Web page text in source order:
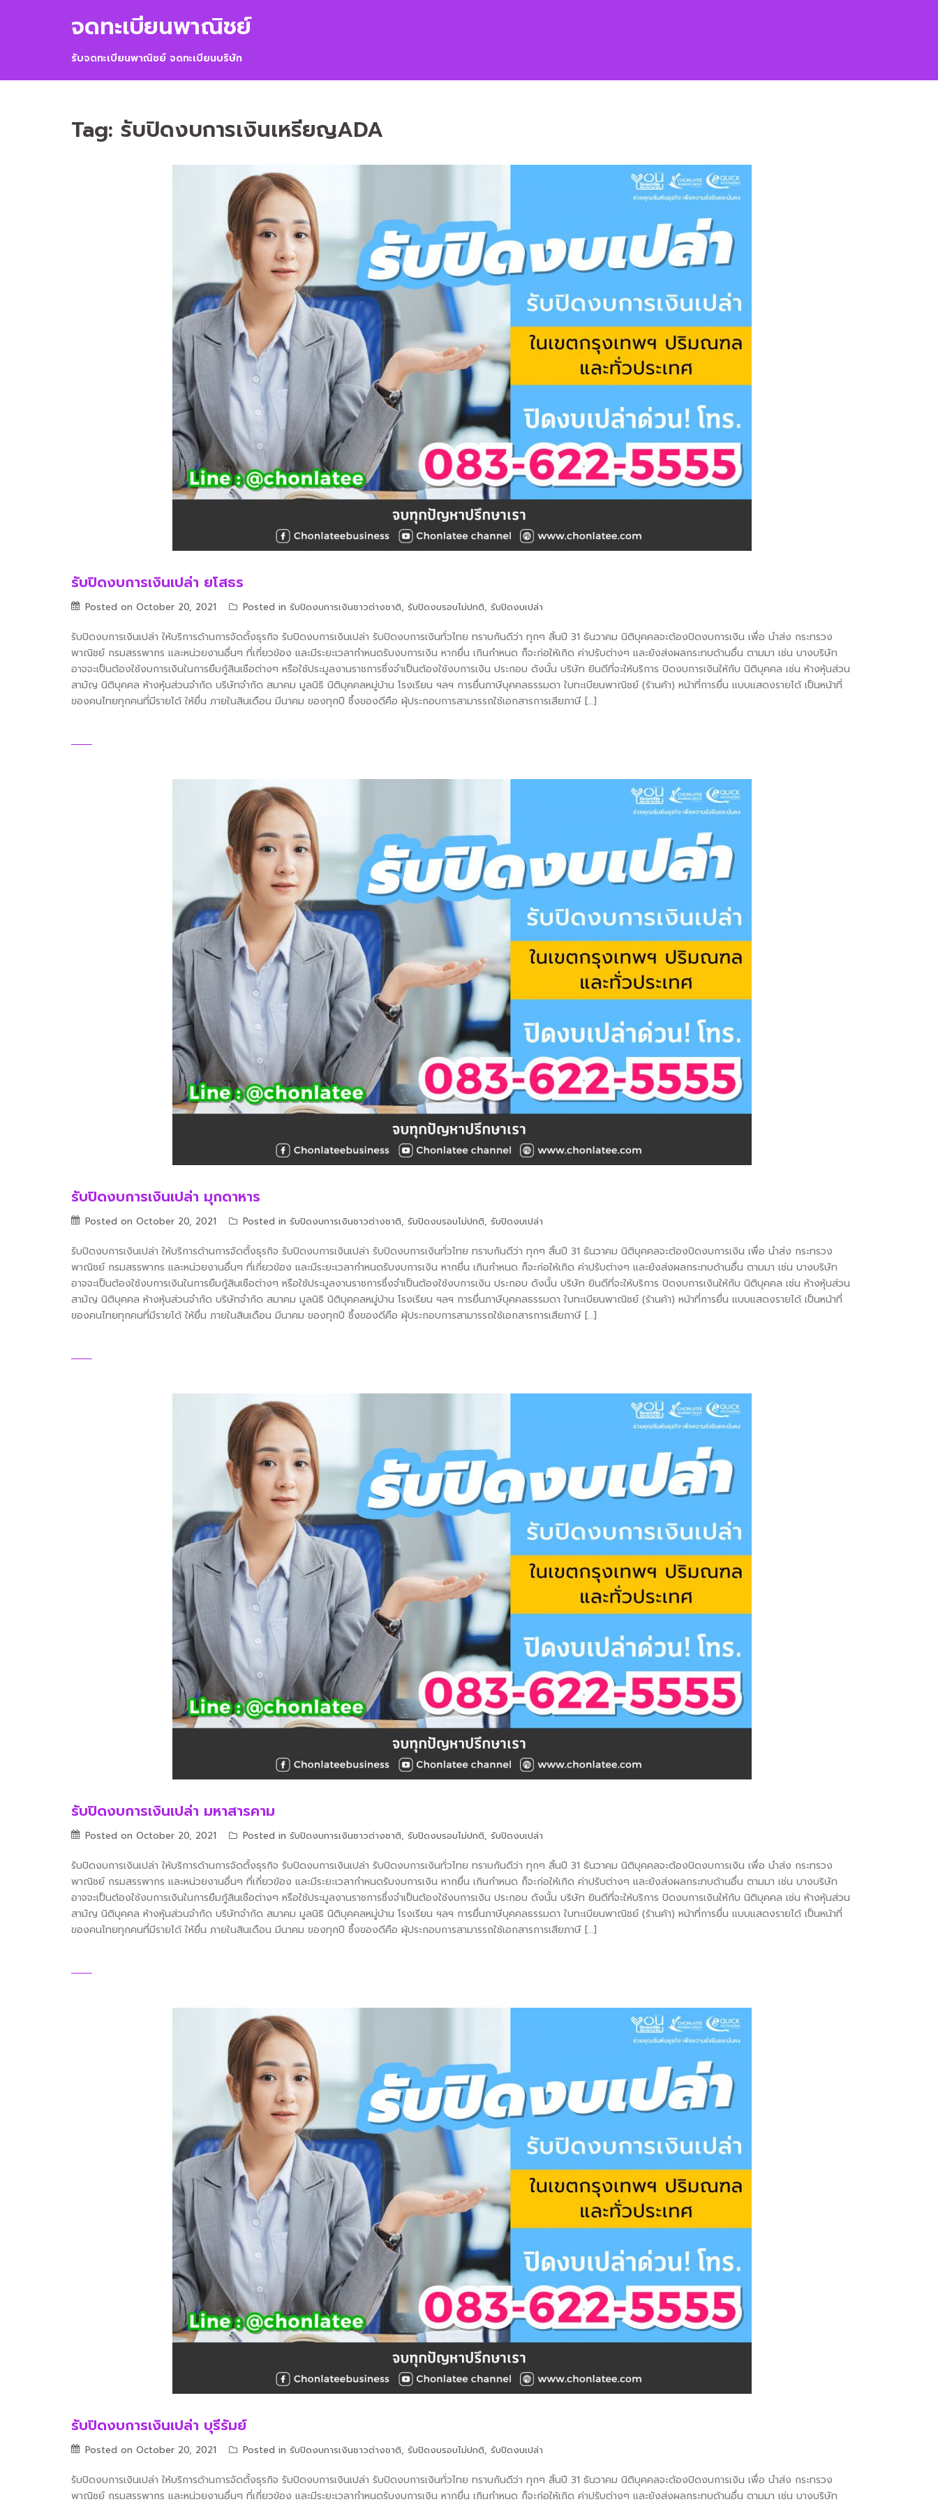
จดทะเบียนพาณิชย์
รับจดทะเบียนพาณิชย์ จดทะเบียนบริษัท
Tag: รับปิดงบการเงินเหรียญADA
รับปิดงบการเงินเปล่า ยโสธร
Posted on October 20, 2021 Posted in รับปิดงบการเงินชาวต่างชาติ, รับปิดงบรอบไม่ปกติ, รับปิดงบเปล่า
รับปิดงบการเงินเปล่า ให้บริการด้านการจัดตั้งธุรกิจ รับปิดงบการเงินเปล่า รับปิดงบการเงินทั่วไทย ทราบกันดีว่า ทุกๆ สิ้นปี 31 ธันวาคม นิติบุคคลจะต้องปิดงบการเงิน เพื่อ นำส่ง กระทรวง
พาณิชย์ กรมสรรพากร และหน่วยงานอื่นๆ ที่เกี่ยวข้อง และมีระยะเวลากำหนดรับงบการเงิน หากยื่น เกินกำหนด ก็จะก่อให้เกิด ค่าปรับต่างๆ และยังส่งผลกระทบด้านอื่น ตามมา เช่น บางบริษัท
อาจจะเป็นต้องใช้งบการเงินในการยืมกู้สินเชือต่างๆ หรือใช้ประมูลงานราชการซึ่งจำเป็นต้องใช้งบการเงิน ประกอบ ดังนั้น บริษัท ยินดีที่จะให้บริการ ปิดงบการเงินให้กับ นิติบุคคล เช่น ห้างหุ้นส่วน
สามัญ นิติบุคคล ห้างหุ้นส่วนจำกัด บริษัทจำกัด สมาคม มูลนิธิ นิติบุคคลหมู่บ้าน โรงเรียน ฯลฯ การยื่นภาษีบุคคลธรรมดา ใบทะเบียนพาณิชย์ (ร้านค้า) หน้าที่การยื่น แบบแสดงรายได้ เป็นหน้าที่
ของคนไทยทุกคนที่มีรายได้ ให้ยื่น ภายในสินเดือน มีนาคม ของทุกปี ซึ้งของดีคือ ผุ้ประกอบการสามารรถใช้เอกสารการเสียภาษี […]
รับปิดงบการเงินเปล่า มุกดาหาร
Posted on October 20, 2021 Posted in รับปิดงบการเงินชาวต่างชาติ, รับปิดงบรอบไม่ปกติ, รับปิดงบเปล่า
รับปิดงบการเงินเปล่า ให้บริการด้านการจัดตั้งธุรกิจ รับปิดงบการเงินเปล่า รับปิดงบการเงินทั่วไทย ทราบกันดีว่า ทุกๆ สิ้นปี 31 ธันวาคม นิติบุคคลจะต้องปิดงบการเงิน เพื่อ นำส่ง กระทรวง
พาณิชย์ กรมสรรพากร และหน่วยงานอื่นๆ ที่เกี่ยวข้อง และมีระยะเวลากำหนดรับงบการเงิน หากยื่น เกินกำหนด ก็จะก่อให้เกิด ค่าปรับต่างๆ และยังส่งผลกระทบด้านอื่น ตามมา เช่น บางบริษัท
อาจจะเป็นต้องใช้งบการเงินในการยืมกู้สินเชือต่างๆ หรือใช้ประมูลงานราชการซึ่งจำเป็นต้องใช้งบการเงิน ประกอบ ดังนั้น บริษัท ยินดีที่จะให้บริการ ปิดงบการเงินให้กับ นิติบุคคล เช่น ห้างหุ้นส่วน
สามัญ นิติบุคคล ห้างหุ้นส่วนจำกัด บริษัทจำกัด สมาคม มูลนิธิ นิติบุคคลหมู่บ้าน โรงเรียน ฯลฯ การยื่นภาษีบุคคลธรรมดา ใบทะเบียนพาณิชย์ (ร้านค้า) หน้าที่การยื่น แบบแสดงรายได้ เป็นหน้าที่
ของคนไทยทุกคนที่มีรายได้ ให้ยื่น ภายในสินเดือน มีนาคม ของทุกปี ซึ้งของดีคือ ผุ้ประกอบการสามารรถใช้เอกสารการเสียภาษี […]
รับปิดงบการเงินเปล่า มหาสารคาม
Posted on October 20, 2021 Posted in รับปิดงบการเงินชาวต่างชาติ, รับปิดงบรอบไม่ปกติ, รับปิดงบเปล่า
รับปิดงบการเงินเปล่า ให้บริการด้านการจัดตั้งธุรกิจ รับปิดงบการเงินเปล่า รับปิดงบการเงินทั่วไทย ทราบกันดีว่า ทุกๆ สิ้นปี 31 ธันวาคม นิติบุคคลจะต้องปิดงบการเงิน เพื่อ นำส่ง กระทรวง
พาณิชย์ กรมสรรพากร และหน่วยงานอื่นๆ ที่เกี่ยวข้อง และมีระยะเวลากำหนดรับงบการเงิน หากยื่น เกินกำหนด ก็จะก่อให้เกิด ค่าปรับต่างๆ และยังส่งผลกระทบด้านอื่น ตามมา เช่น บางบริษัท
อาจจะเป็นต้องใช้งบการเงินในการยืมกู้สินเชือต่างๆ หรือใช้ประมูลงานราชการซึ่งจำเป็นต้องใช้งบการเงิน ประกอบ ดังนั้น บริษัท ยินดีที่จะให้บริการ ปิดงบการเงินให้กับ นิติบุคคล เช่น ห้างหุ้นส่วน
สามัญ นิติบุคคล ห้างหุ้นส่วนจำกัด บริษัทจำกัด สมาคม มูลนิธิ นิติบุคคลหมู่บ้าน โรงเรียน ฯลฯ การยื่นภาษีบุคคลธรรมดา ใบทะเบียนพาณิชย์ (ร้านค้า) หน้าที่การยื่น แบบแสดงรายได้ เป็นหน้าที่
ของคนไทยทุกคนที่มีรายได้ ให้ยื่น ภายในสินเดือน มีนาคม ของทุกปี ซึ้งของดีคือ ผุ้ประกอบการสามารรถใช้เอกสารการเสียภาษี […]
รับปิดงบการเงินเปล่า บุรีรัมย์
Posted on October 20, 2021 Posted in รับปิดงบการเงินชาวต่างชาติ, รับปิดงบรอบไม่ปกติ, รับปิดงบเปล่า
รับปิดงบการเงินเปล่า ให้บริการด้านการจัดตั้งธุรกิจ รับปิดงบการเงินเปล่า รับปิดงบการเงินทั่วไทย ทราบกันดีว่า ทุกๆ สิ้นปี 31 ธันวาคม นิติบุคคลจะต้องปิดงบการเงิน เพื่อ นำส่ง กระทรวง
พาณิชย์ กรมสรรพากร และหน่วยงานอื่นๆ ที่เกี่ยวข้อง และมีระยะเวลากำหนดรับงบการเงิน หากยื่น เกินกำหนด ก็จะก่อให้เกิด ค่าปรับต่างๆ และยังส่งผลกระทบด้านอื่น ตามมา เช่น บางบริษัท